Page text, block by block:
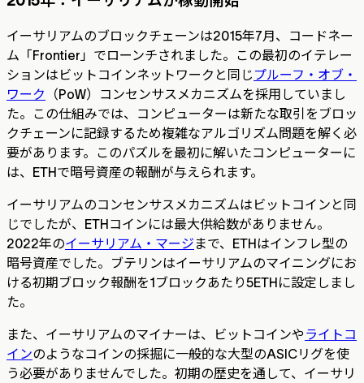
イーサリアムのブロックチェーンは2015年7月、コードネー
ム「Frontier」でローンチされました。この最初のイテレー
ションはビットコインネットワークと同じ プルーフ・オブ・
ワーク
（PoW）コンセンサスメカニズムを採用していまし
た。この仕組みでは、コンピューターは新たな取引をブロッ
クチェーンに記録するため複雑なアルゴリズム問題を解く必
要があります。このパズルを最初に解いたコンピューターに
は、ETHで暗号資産の報酬が与えられます。
イーサリアムのコンセンサスメカニズムはビットコインと同
じでしたが、ETHコインには最大供給数がありません。
2022年のイーサリアム・マージ まで、ETHはインフレ型の
暗号資産でした。ブテリンはイーサリアムのマイニングにお
ける初期ブロック報酬を1ブロックあたり5ETHに設定しまし
た。
また、イーサリアムのマイナーは、ビットコインやライトコ
インのようなコインの採掘に一般的な大型のASICリグを使
う必要がありませんでした。初期の歴史を通して、イーサリ